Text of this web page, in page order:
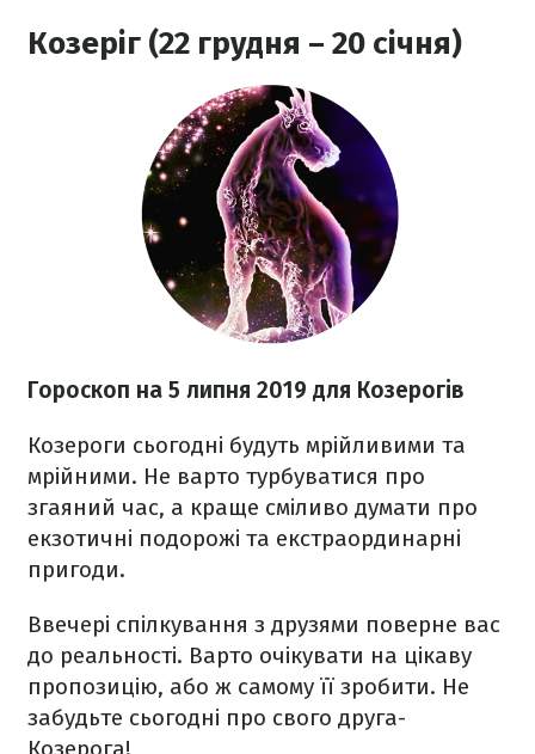
Козеріг (22 грудня – 20 січня)
Гороскоп на 5 липня 2019 для Козерогів
Козероги сьогодні будуть мрійливими та
мрійними. Не варто турбуватися про
згаяний час, а краще сміливо думати про
екзотичні подорожі та екстраординарні
пригоди.
Ввечері спілкування з друзями поверне вас
до реальності. Варто очікувати на цікаву
пропозицію, або ж самому її зробити. Не
забудьте сьогодні про свого друга-
Козерога!